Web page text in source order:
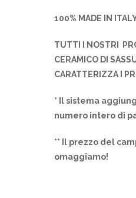
100% MADE IN
TUTTI I NOSTRI
CERAMICO DI
CARATTERIZZA I
* Il sistema
numero intero di
** Il prezzo del
omaggiamo!